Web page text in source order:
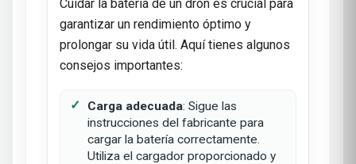
Cuidar la batería de un dron es crucial para
garantizar un rendimiento óptimo y
prolongar su vida útil. Aquí tienes algunos
consejos importantes:
Carga adecuada: Sigue las
instrucciones del fabricante para
cargar la batería correctamente.
Utiliza el cargador proporcionado y